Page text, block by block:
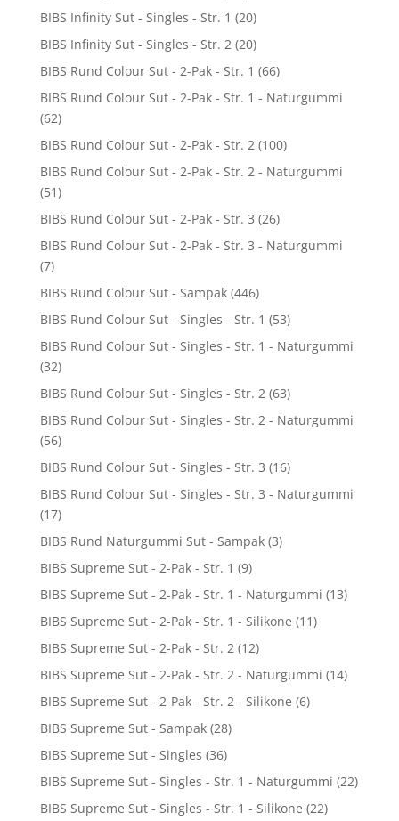
BIBS Infinity Sut - Singles - Str. 1 (20)
BIBS Infinity Sut - Singles - Str. 2 (20)
BIBS Rund Colour Sut - 2-Pak - Str. 1 (66)
BIBS Rund Colour Sut - 2-Pak - Str. 1 - Naturgummi
(62)
BIBS Rund Colour Sut - 2-Pak - Str. 2 (100)
BIBS Rund Colour Sut - 2-Pak - Str. 2 - Naturgummi
(51)
BIBS Rund Colour Sut - 2-Pak - Str. 3 (26)
BIBS Rund Colour Sut - 2-Pak - Str. 3 - Naturgummi
(7)
BIBS Rund Colour Sut - Sampak (446)
BIBS Rund Colour Sut - Singles - Str. 1 (53)
BIBS Rund Colour Sut - Singles - Str. 1 - Naturgummi
(32)
BIBS Rund Colour Sut - Singles - Str. 2 (63)
BIBS Rund Colour Sut - Singles - Str. 2 - Naturgummi
(56)
BIBS Rund Colour Sut - Singles - Str. 3 (16)
BIBS Rund Colour Sut - Singles - Str. 3 - Naturgummi
(17)
BIBS Rund Naturgummi Sut - Sampak (3)
BIBS Supreme Sut - 2-Pak - Str. 1 (9)
BIBS Supreme Sut - 2-Pak - Str. 1 - Naturgummi (13)
BIBS Supreme Sut - 2-Pak - Str. 1 - Silikone (11)
BIBS Supreme Sut - 2-Pak - Str. 2 (12)
BIBS Supreme Sut - 2-Pak - Str. 2 - Naturgummi (14)
BIBS Supreme Sut - 2-Pak - Str. 2 - Silikone (6)
BIBS Supreme Sut - Sampak (28)
BIBS Supreme Sut - Singles (36)
BIBS Supreme Sut - Singles - Str. 1 - Naturgummi (22)
BIBS Supreme Sut - Singles - Str. 1 - Silikone (22)